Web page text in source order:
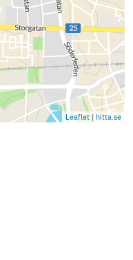
Leaflet | hitta.se